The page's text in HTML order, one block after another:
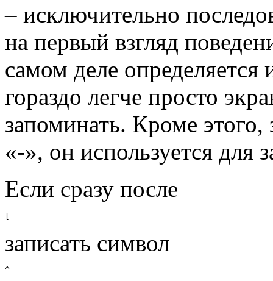
– исключительно
на первый взгляд
самом деле
гораздо легче просто
запоминать. Кроме
«-», он используется для
Если сразу после
[
записать символ
^